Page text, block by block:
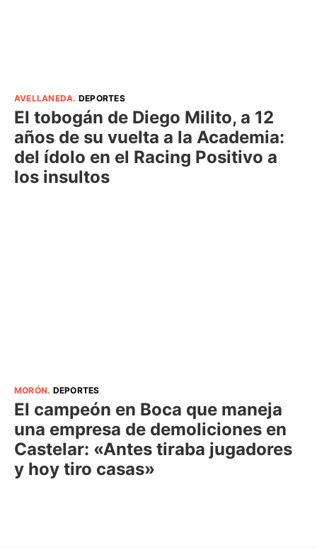
AVELLANEDA. DEPORTES
El tobogán de Diego Milito, a 12
años de su vuelta a la Academia:
del ídolo en el Racing Positivo a
los insultos
MORÓN. DEPORTES
El campeón en Boca que maneja
una empresa de demoliciones en
Castelar: «Antes tiraba jugadores
y hoy tiro casas»